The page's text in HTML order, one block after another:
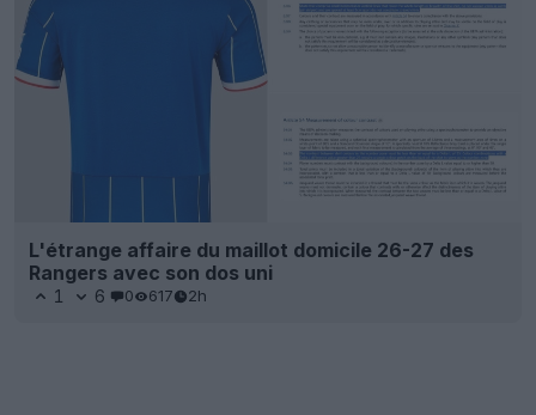
L'étrange affaire du maillot domicile 26-27 des
Rangers avec son dos uni
1 6 0 617 2h